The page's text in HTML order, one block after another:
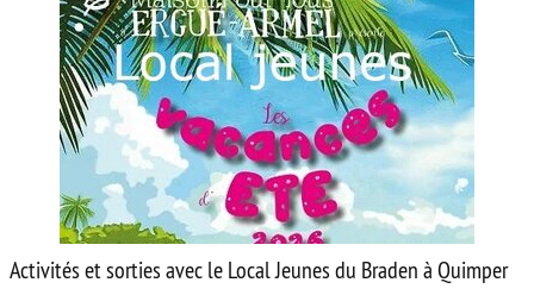
Activités et sorties avec le Local Jeunes du Braden à Quimper